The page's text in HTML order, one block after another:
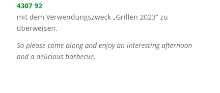
4307 92
mit dem Verwendungszweck „Grillen 2023“ zu
überweisen.
So please come along and enjoy an interesting afternoon
and a delicious barbecue.